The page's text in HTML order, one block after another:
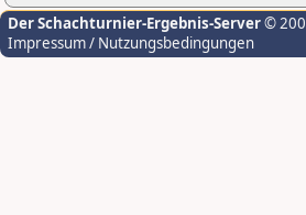
Der Schachturnier-Ergebnis-Server©
Impressum / Nutzungsbedingungen